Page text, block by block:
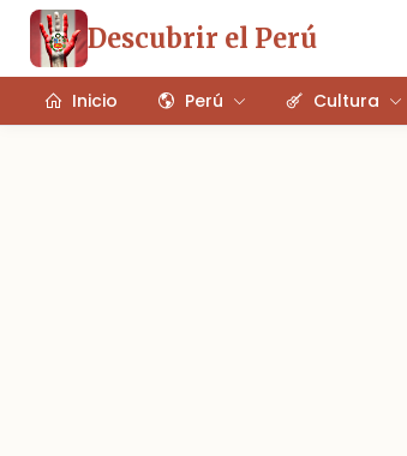
Descubrir el Perú
Inicio Perú Cultura